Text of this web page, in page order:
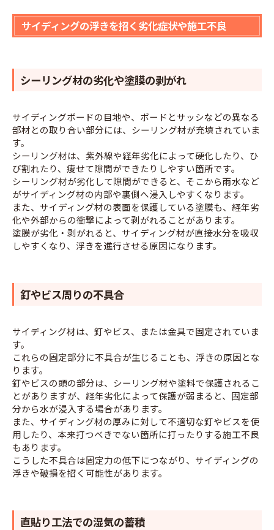
サイディングの浮きを招く劣化症状や施工不良
シーリング材の劣化や塗膜の剥がれ
サイディングボードの目地や、ボードとサッシなどの異なる
部材との取り合い部分には、シーリング材が充填されていま
す。
シーリング材は、紫外線や経年劣化によって硬化したり、ひ
び割れたり、痩せて隙間ができたりしやすい箇所です。
シーリング材が劣化して隙間ができると、そこから雨水など
がサイディング材の内部や裏側へ浸入しやすくなります。
また、サイディング材の表面を保護している塗膜も、経年劣
化や外部からの衝撃によって剥がれることがあります。
塗膜が劣化・剥がれると、サイディング材が直接水分を吸収
しやすくなり、浮きを進行させる原因になります。
釘やビス周りの不具合
サイディング材は、釘やビス、または金具で固定されていま
す。
これらの固定部分に不具合が生じることも、浮きの原因とな
ります。
釘やビスの頭の部分は、シーリング材や塗料で保護されるこ
とがありますが、経年劣化によって保護が弱まると、固定部
分から水が浸入する場合があります。
また、サイディング材の厚みに対して不適切な釘やビスを使
用したり、本来打つべきでない箇所に打ったりする施工不良
もあります。
こうした不具合は固定力の低下につながり、サイディングの
浮きや破損を招く可能性があります。
直貼り工法での湿気の蓄積